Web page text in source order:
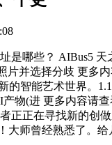
哪些？ AIBus5
并选择分歧 更多
智能艺术世界。
物(进 更多内容请
正正在寻找新的创
师曾经熟悉了。给